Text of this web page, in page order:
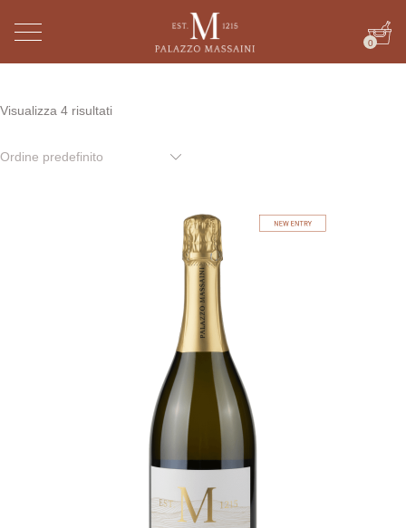
0
Visualizza 4 risultati
Ordine predefinito